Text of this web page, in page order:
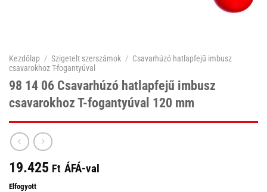
Kezdőlap / Szigetelt szerszámok / Csavarhúzó hatlapfejű imbusz
csavarokhoz T-fogantyúval
98 14 06 Csavarhúzó hatlapfejű imbusz
csavarokhoz T-fogantyúval 120 mm
19.425 Ft ÁFÁ-val
Elfogyott